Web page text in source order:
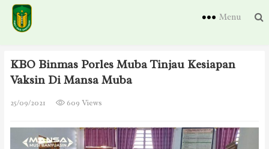
Menu
KBO Binmas Porles Muba Tinjau Kesiapan
Vaksin Di Mansa Muba
25/09/2021 609 Views